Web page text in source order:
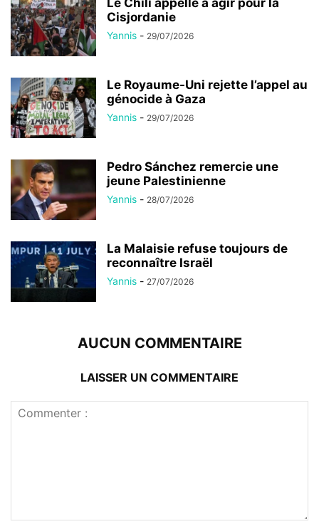
Cisjordanie
Yannis - 29/07/2026
Le Royaume-Uni rejette l’appel au
génocide à Gaza
Yannis - 29/07/2026
Pedro Sánchez remercie une
jeune Palestinienne
Yannis - 28/07/2026
La Malaisie refuse toujours de
reconnaître Israël
Yannis - 27/07/2026
AUCUN COMMENTAIRE
LAISSER UN COMMENTAIRE